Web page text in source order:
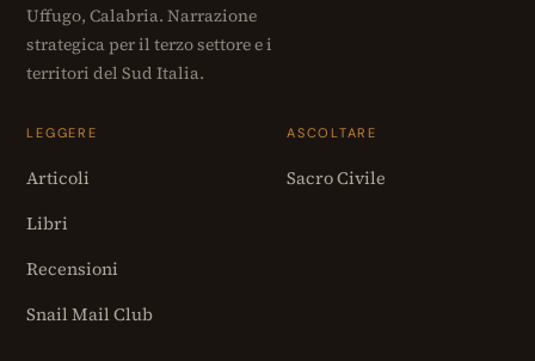
Uffugo, Calabria. Narrazione
strategica per il terzo settore e i
territori del Sud Italia.
LEGGERE
Articoli
Libri
Recensioni
Snail Mail Club
ASCOLTARE
Sacro Civile